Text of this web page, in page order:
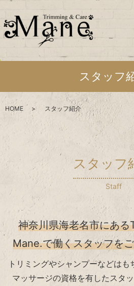
スタッフ
HOME スタッフ紹介
スタッフ
Staff
神奈川県海老名市にあ
Mane.で働くスタッフを
トリミングやシャンプーなどは
マッサージの資格を有したスタ